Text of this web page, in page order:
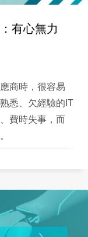
有心無力
商時，很容易
悉、欠經驗的IT
費時失事，而